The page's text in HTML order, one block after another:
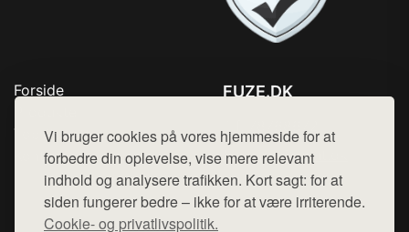
Vi bruger cookies på vores hjemmeside for at
forbedre din oplevelse, vise mere relevant
indhold og analysere trafikken. Kort sagt: for at
siden fungerer bedre – ikke for at være irriterende.
Cookie- og privatlivspolitik.
Forside
Top Rabatter
Kontakt
FUZE.DK
Mail: hej@want.dk
Cookie- og privatlivspolitik